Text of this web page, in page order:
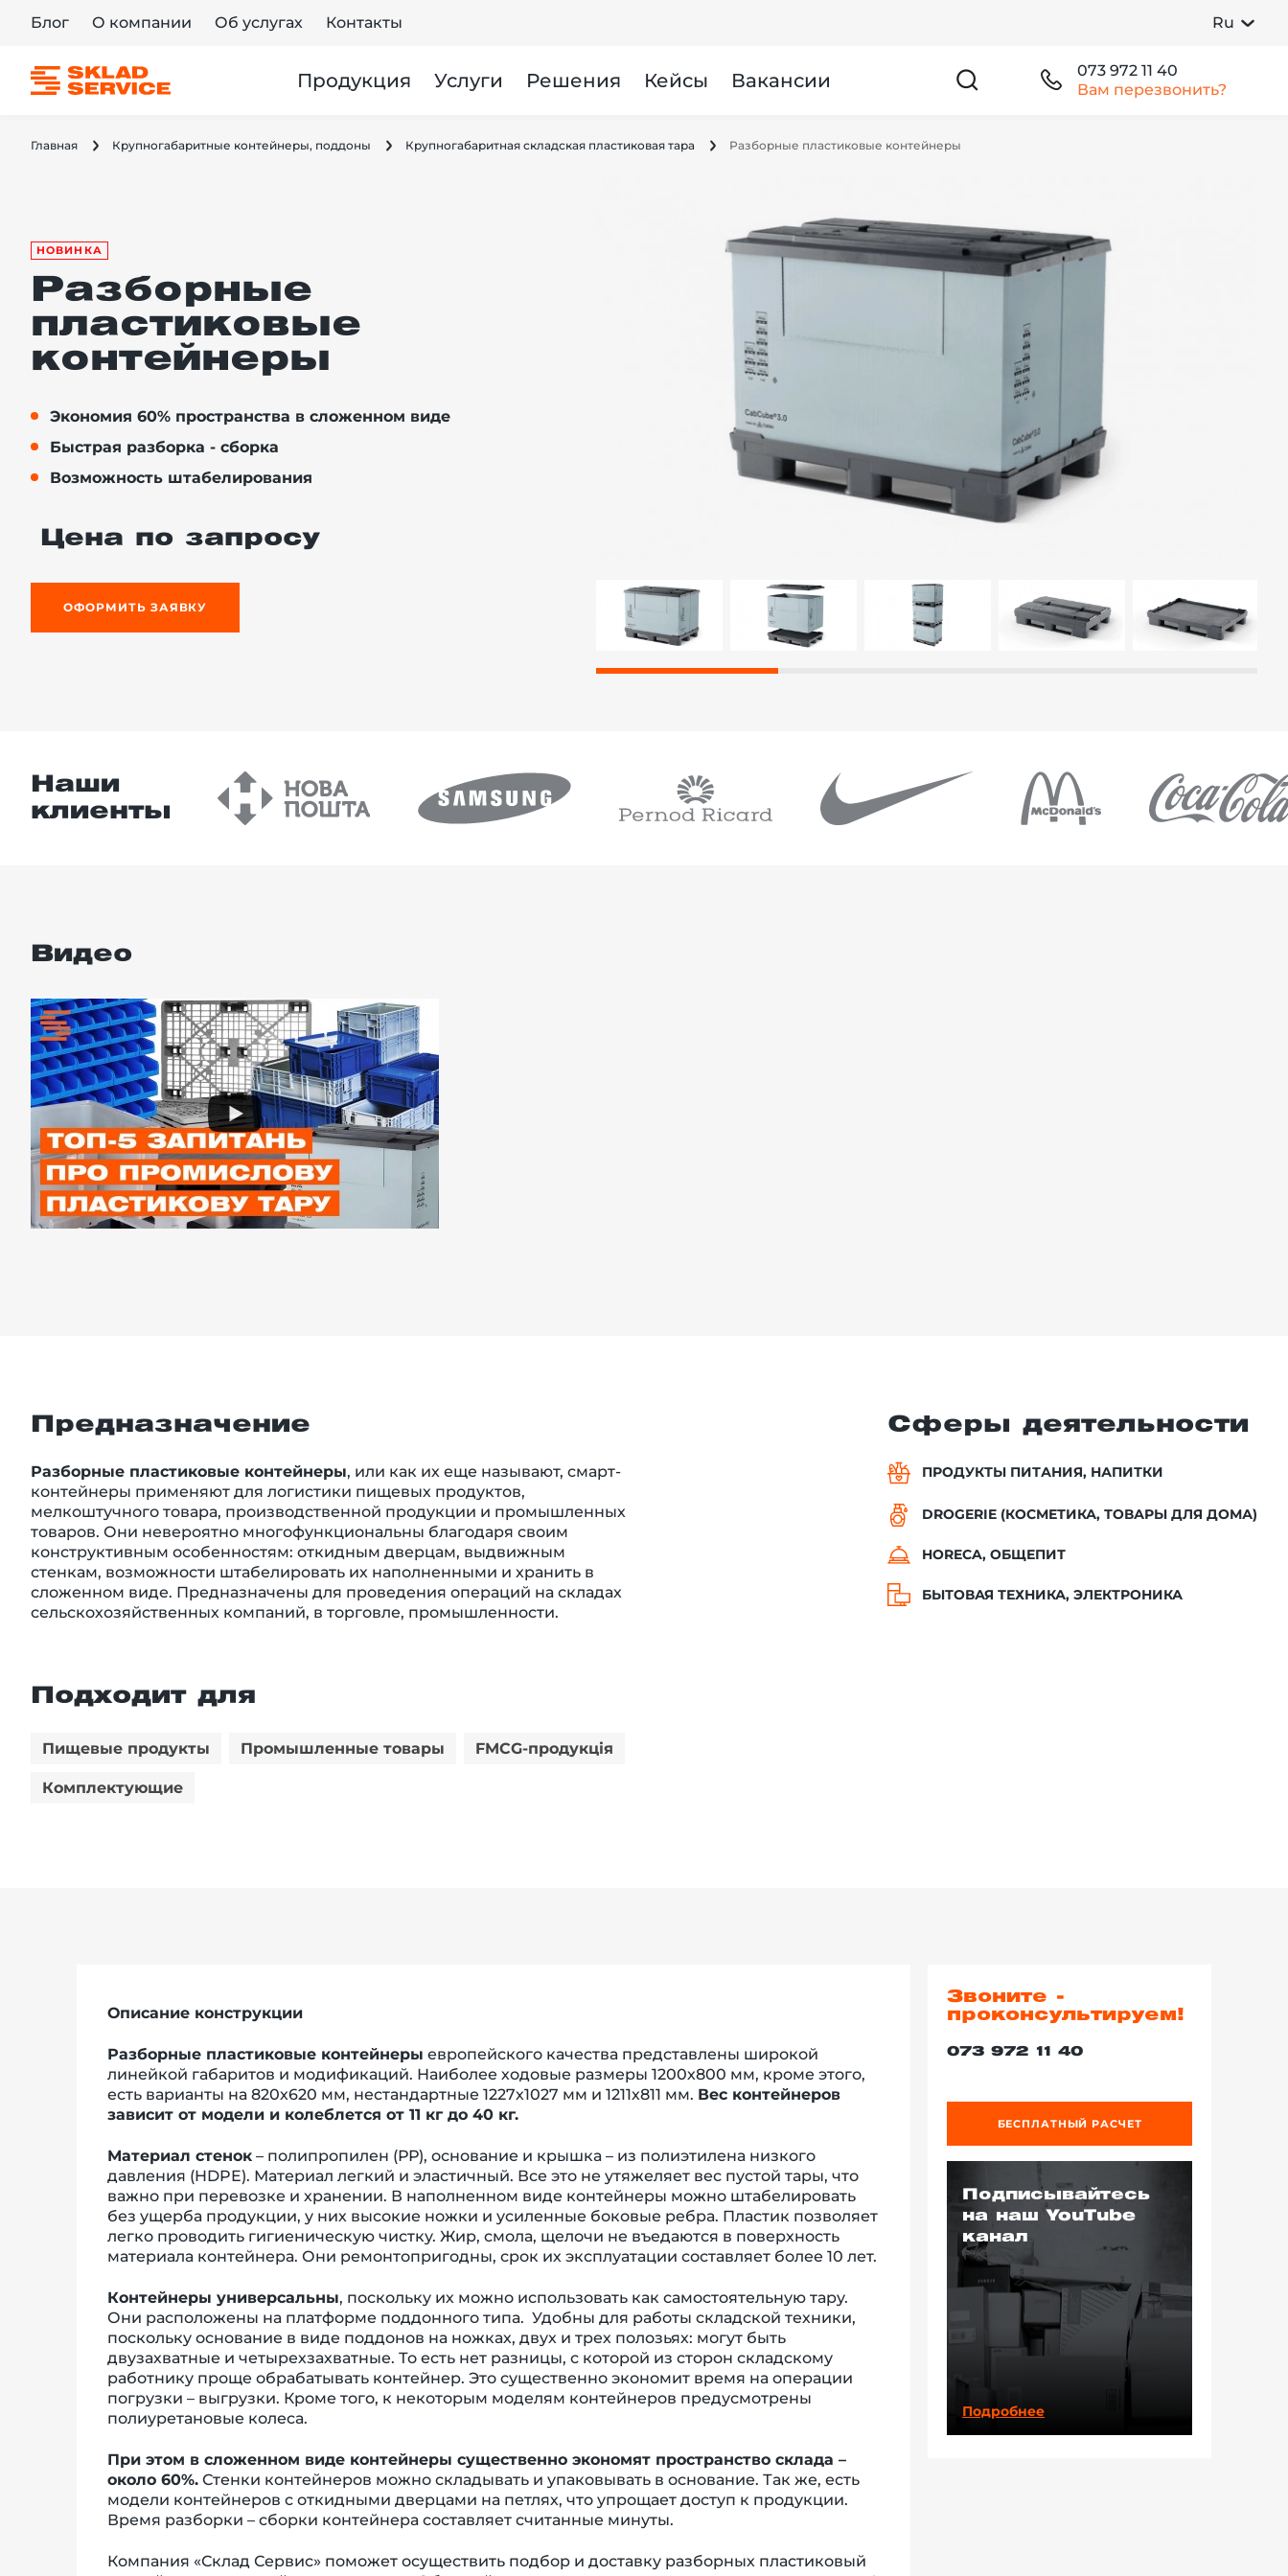
Блог О компании Об услугах Контакты Ru
Продукция Услуги Решения Кейсы Вакансии
073 972 11 40
Вам перезвонить?
Главная Крупногабаритные контейнеры, поддоны Крупногабаритная складская пластиковая тара Разборные пластиковые контейнеры
НОВИНКА
Разборные
пластиковые
контейнеры
Экономия 60% пространства в сложенном виде
Быстрая разборка - сборка
Возможность штабелирования
Цена по запросу
ОФОРМИТЬ ЗАЯВКУ
Наши
клиенты
Видео
Предназначение
Разборные пластиковые контейнеры, или как их еще называют, смарт-
контейнеры применяют для логистики пищевых продуктов,
мелкоштучного товара, производственной продукции и промышленных
товаров. Они невероятно многофункциональны благодаря своим
конструктивным особенностям: откидным дверцам, выдвижным
стенкам, возможности штабелировать их наполненными и хранить в
сложенном виде. Предназначены для проведения операций на складах
сельскохозяйственных компаний, в торговле, промышленности.
Подходит для
Пищевые продукты Промышленные товары FMCG-продукція
Комплектующие
Сферы деятельности
ПРОДУКТЫ ПИТАНИЯ, НАПИТКИ
DROGERIE (КОСМЕТИКА, ТОВАРЫ ДЛЯ ДОМА)
HORECA, ОБЩЕПИТ
БЫТОВАЯ ТЕХНИКА, ЭЛЕКТРОНИКА
Описание конструкции
Разборные пластиковые контейнеры европейского качества представлены широкой
линейкой габаритов и модификаций. Наиболее ходовые размеры 1200х800 мм, кроме этого,
есть варианты на 820х620 мм, нестандартные 1227х1027 мм и 1211х811 мм. Вес контейнеров
зависит от модели и колеблется от 11 кг до 40 кг.
Материал стенок – полипропилен (РР), основание и крышка – из полиэтилена низкого
давления (HDPE). Материал легкий и эластичный. Все это не утяжеляет вес пустой тары, что
важно при перевозке и хранении. В наполненном виде контейнеры можно штабелировать
без ущерба продукции, у них высокие ножки и усиленные боковые ребра. Пластик позволяет
легко проводить гигиеническую чистку. Жир, смола, щелочи не въедаются в поверхность
материала контейнера. Они ремонтопригодны, срок их эксплуатации составляет более 10 лет.
Контейнеры универсальны, поскольку их можно использовать как самостоятельную тару.
Они расположены на платформе поддонного типа. Удобны для работы складской техники,
поскольку основание в виде поддонов на ножках, двух и трех полозьях: могут быть
двузахватные и четырехзахватные. То есть нет разницы, с которой из сторон складскому
работнику проще обрабатывать контейнер. Это существенно экономит время на операции
погрузки – выгрузки. Кроме того, к некоторым моделям контейнеров предусмотрены
полиуретановые колеса.
При этом в сложенном виде контейнеры существенно экономят пространство склада –
около 60%. Стенки контейнеров можно складывать и упаковывать в основание. Так же, есть
модели контейнеров с откидными дверцами на петлях, что упрощает доступ к продукции.
Время разборки – сборки контейнера составляет считанные минуты.
Компания «Склад Сервис» поможет осуществить подбор и доставку разборных пластиковый
Звоните -
проконсультируем!
073 972 11 40
БЕСПЛАТНЫЙ РАСЧЕТ
Подписывайтесь
на наш YouTube
канал
Подробнее